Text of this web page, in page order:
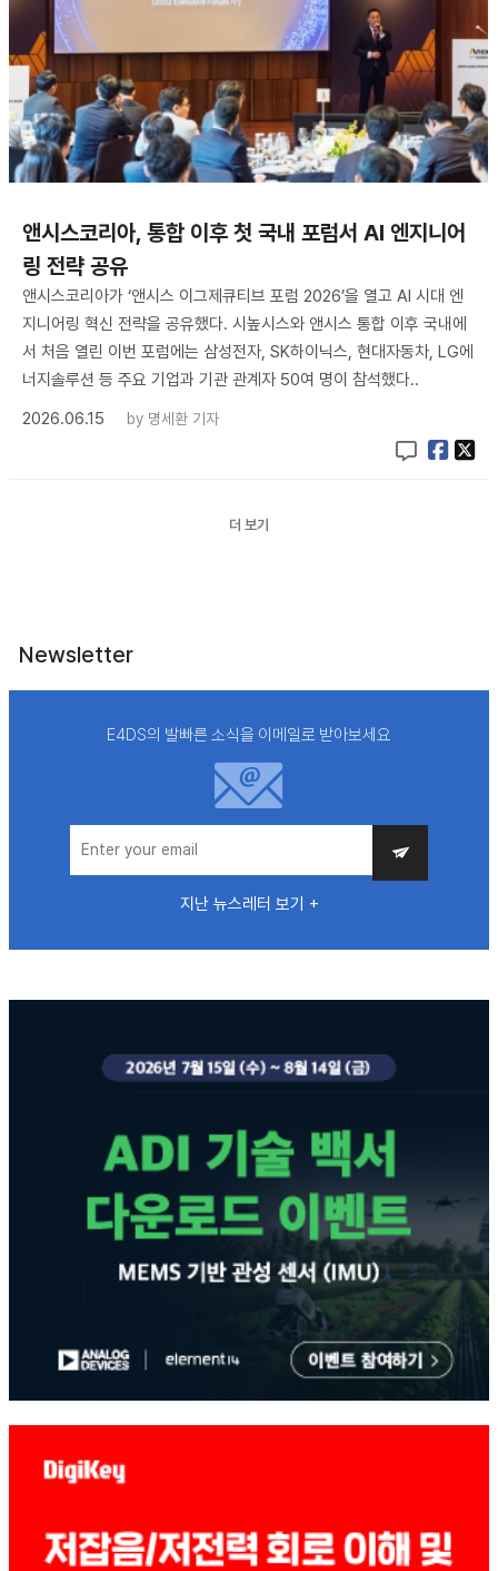
앤시스코리아, 통합 이후 첫 국내 포럼서 AI 엔지니어
링 전략 공유
앤시스코리아가 ‘앤시스 이그제큐티브 포럼 2026’을 열고 AI 시대 엔
지니어링 혁신 전략을 공유했다. 시높시스와 앤시스 통합 이후 국내에
서 처음 열린 이번 포럼에는 삼성전자, SK하이닉스, 현대자동차, LG에
너지솔루션 등 주요 기업과 기관 관계자 50여 명이 참석했다..
2026.06.15
by 명세환 기자
더 보기
Newsletter
E4DS의 발빠른 소식을 이메일로 받아보세요
지난 뉴스레터 보기 +